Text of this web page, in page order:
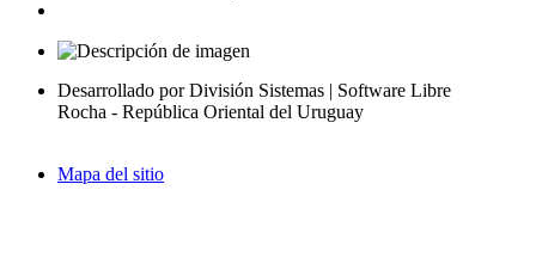
Desarrollado por División Sistemas | Software Libre
Rocha - República Oriental del Uruguay
Mapa del sitio